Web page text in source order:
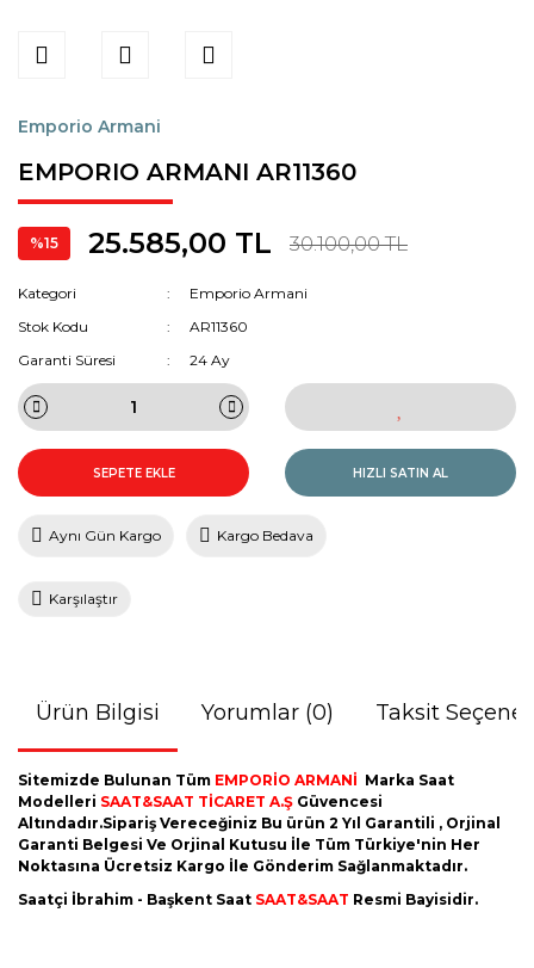
Emporio Armani
EMPORIO ARMANI AR11360
%15 25.585,00 TL 30.100,00 TL
Kategori
Emporio Armani
Stok Kodu
AR11360
Garanti Süresi
24 Ay
SEPETE EKLE HIZLI SATIN AL
Aynı Gün Kargo Kargo Bedava
Karşılaştır
Ürün Bilgisi Yorumlar (0) Taksit
Sitemizde Bulunan Tüm EMPORİO ARMANİ Marka Saat
Modelleri SAAT&SAAT TİCARET A.Ş Güvencesi
Altındadır.Sipariş Vereceğiniz Bu ürün 2 Yıl Garantili , Orjinal
Garanti Belgesi Ve Orjinal Kutusu İle Tüm Türkiye'nin Her
Noktasına Ücretsiz Kargo İle Gönderim Sağlanmaktadır.
Saatçi İbrahim - Başkent Saat SAAT&SAAT Resmi Bayisidir.